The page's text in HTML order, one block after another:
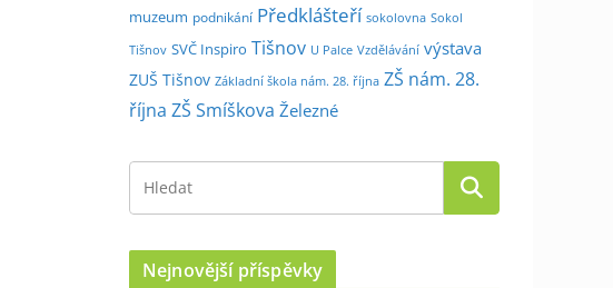
muzeum podnikání Předklášteří sokolovna Sokol
Tišnov SVČ Inspiro Tišnov U Palce Vzdělávání výstava
ZUŠ Tišnov Základní škola nám. 28. října ZŠ nám. 28.
října ZŠ Smíškova Železné
Nejnovější příspěvky